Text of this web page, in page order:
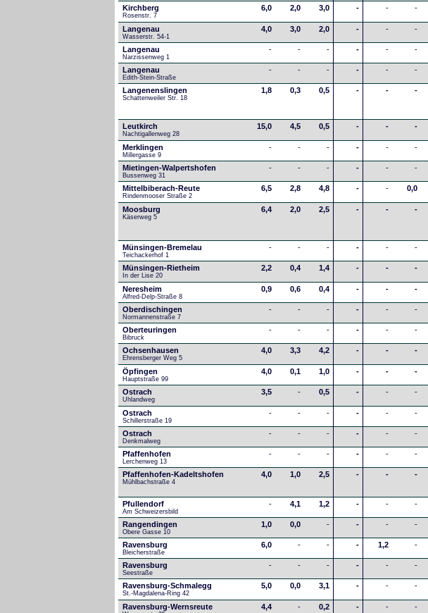
Kirchberg
Rosenstr. 7
6,0 2,0 3,0 - - -
Langenau
Wasserstr. 54-1
4,0 3,0 2,0 - - -
Langenau
Narzissenweg 1
- - - - - -
Langenau
Edith-Stein-Straße
- - - - - -
Langenenslingen
Schattenweiler Str. 18
1,8 0,3 0,5 - - -
Leutkirch
Nachtigallenweg 28
15,0 4,5 0,5 - - -
Merklingen
Millergasse 9
- - - - - -
Mietingen-Walpertshofen
Bussenweg 31
- - - - - -
Mittelbiberach-Reute
Rindenmooser Straße 2
6,5 2,8 4,8 - - 0,0
Moosburg
Käserweg 5
6,4 2,0 2,5 - - -
Münsingen-Bremelau
Teichackerhof 1
- - - - - -
Münsingen-Rietheim
In der Lise 20
2,2 0,4 1,4 - - -
Neresheim
Alfred-Delp-Straße 8
0,9 0,6 0,4 - - -
Oberdischingen
Normannenstraße 7
- - - - - -
Oberteuringen
Bibruck
- - - - - -
Ochsenhausen
Ehrensberger Weg 5
4,0 3,3 4,2 - - -
Öpfingen
Hauptstraße 99
4,0 0,1 1,0 - - -
Ostrach
Uhlandweg
3,5 - 0,5 - - -
Ostrach
Schillerstraße 19
- - - - - -
Ostrach
Denkmalweg
- - - - - -
Pfaffenhofen
Lerchenweg 13
- - - - - -
Pfaffenhofen-Kadeltshofen
Mühlbachstraße 4
4,0 1,0 2,5 - - -
Pfullendorf
Am Schweizersbild
- 4,1 1,2 - - -
Rangendingen
Obere Gasse 10
1,0 0,0 - - - -
Ravensburg
Bleicherstraße
6,0 - - - 1,2 -
Ravensburg
Seestraße
- - - - - -
Ravensburg-Schmalegg
St.-Magdalena-Ring 42
5,0 0,0 3,1 - - -
Ravensburg-Wernsreute 4,4 - 0,2 - - -